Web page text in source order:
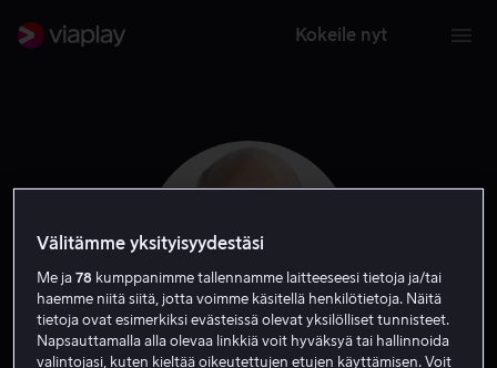
Kokeile nyt
Välitämme yksityisyydestäsi
Me ja78 kumppanimme tallennamme laitteeseesi tietoja ja/tai
haemme niitä siitä, jotta voimme käsitellä henkilötietoja. Näitä
tietoja ovat esimerkiksi evästeissä olevat yksilölliset tunnisteet.
Napsauttamalla alla olevaa linkkiä voit hyväksyä tai hallinnoida
valintojasi, kuten kieltää oikeutettujen etujen käyttämisen. Voit